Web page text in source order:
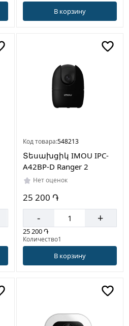
В корзину
Код товара:548213
Տեսախցիկ IMOU IPC-
A42BP-D Ranger 2
Нет оценок
25 200 ֏
- +
25 200 ֏
Количество1
В корзину